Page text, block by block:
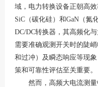
域，电力转换设备正朝高
SiC（碳化硅）和GaN（氮
DC/DC转换器，其高频化
需要准确观测开关时的陡
和过冲）及瞬态响应等现
策和可靠性评估至关重要。
然而，高频大电流测